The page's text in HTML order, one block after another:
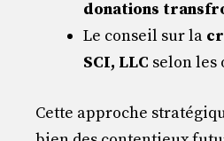
donations
Le conseil sur la
SCI, LLC selon les
Cette approche